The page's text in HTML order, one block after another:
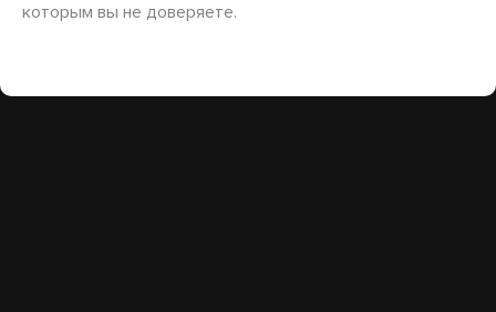
которым вы не доверяете.